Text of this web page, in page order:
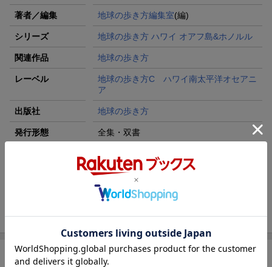
著者／編集 地球の歩き方編集室(編)
シリーズ 地球の歩き方 ハワイ オアフ島&ホノルル
関連作品 地球の歩き方
レーベル
地球の歩き方C ハワイ南太平洋オセアニ
ア
出版社 地球の歩き方
発行形態 全集・双書
564p
9784058020845
C01 地球の歩き方 ハワイ1 オアフ島
商品説明